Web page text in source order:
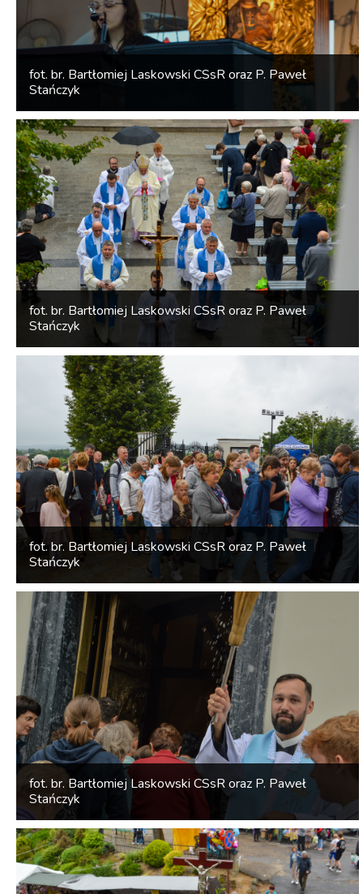
fot. br. Bartłomiej Laskowski CSsR oraz P. Paweł
Stańczyk
fot. br. Bartłomiej Laskowski CSsR oraz P. Paweł
Stańczyk
fot. br. Bartłomiej Laskowski CSsR oraz P. Paweł
Stańczyk
fot. br. Bartłomiej Laskowski CSsR oraz P. Paweł
Stańczyk